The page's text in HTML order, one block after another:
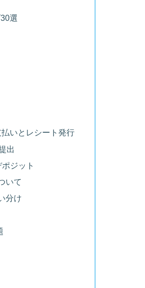
選
いとレシート発行
出
ジット
いて
分け